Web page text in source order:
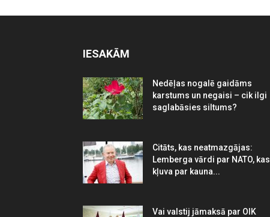
IESAKĀM
Nedēļas nogalē gaidāms
karstums un negaisi – cik ilgi
saglabāsies siltums?
Citāts, kas neatmazgājas:
Lemberga vārdi par NATO, kas
kļuva par kauna...
Vai valstij jāmaksā par OIK